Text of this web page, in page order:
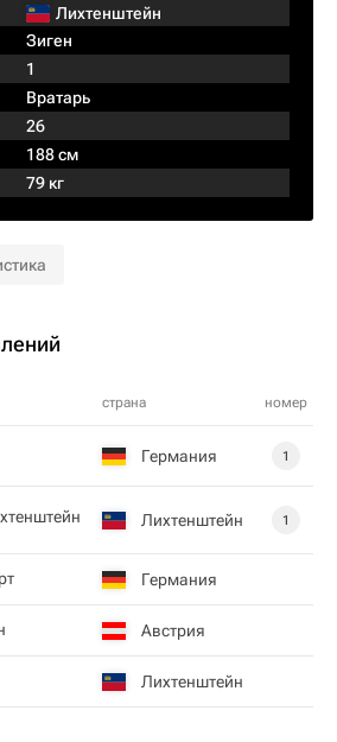
Лихтенштейн
Зиген
1
Вратарь
26
188 см
79 кг
страна номер
Германия 1
Лихтенштейн 1
Германия
Австрия
Лихтенштейн